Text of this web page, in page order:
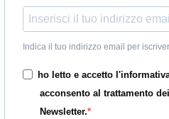
Indica il tuo indirizzo email per
ho letto e accetto
acconsento al trattamento
Newsletter.